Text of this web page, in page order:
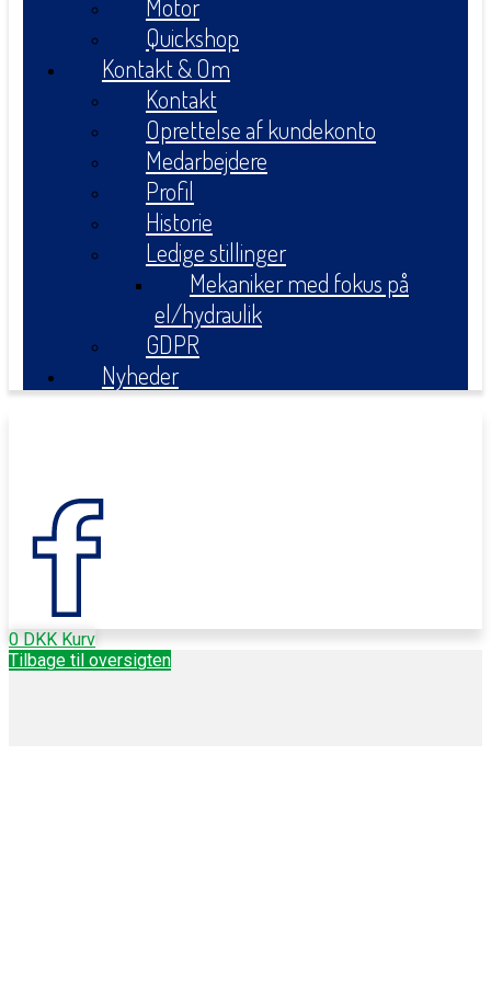
Motor
Quickshop
Kontakt & Om
Kontakt
Oprettelse af kundekonto
Medarbejdere
Profil
Historie
Ledige stillinger
Mekaniker med fokus på
el/hydraulik
GDPR
Nyheder
0 DKK Kurv
Tilbage til oversigten